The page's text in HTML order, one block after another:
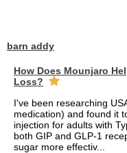
barn addy
How Does Mounjaro
Loss?
I've been researching
medication) and found it
injection for adults with
both GIP and GLP-1
sugar more effectiv...